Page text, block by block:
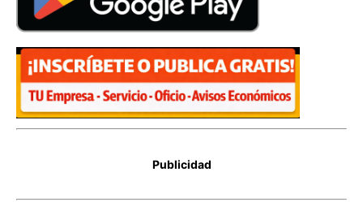
Publicidad